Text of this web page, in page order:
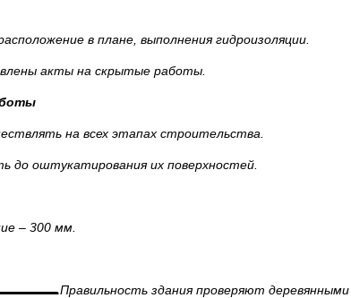
в плане, выполнения гидроизоляции.
акты на скрытые работы.
на всех этапах строительства.
до оштукатирования их поверхностей.
– 300 мм.
Правильность здания проверяют деревянными